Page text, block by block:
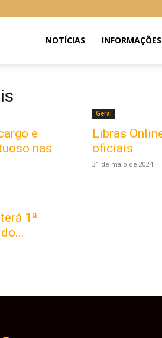
NOTÍCIAS INFORMAÇÕES
e
nas
Geral
Libras
oficiais
31 de maio de 2024
1ª